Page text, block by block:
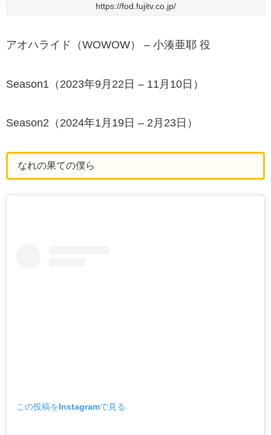
https://fod.fujitv.co.jp/
アオハライド（WOWOW） – 小湊亜耶 役
Season1（2023年9月22日 – 11月10日）
Season2（2024年1月19日 – 2月23日）
なれの果ての僕ら
この投稿をInstagramで見る